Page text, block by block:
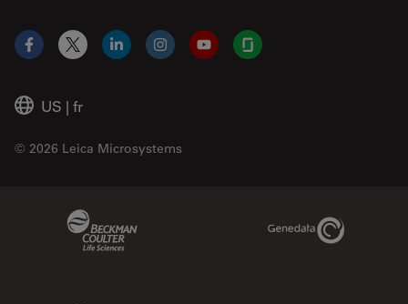
US | fr
© 2026 Leica Microsystems
Facebook
X LinkedInInstagramYouTubeGlassdoor
Genedata Link